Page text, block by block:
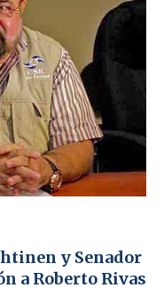
y Senador
a Roberto Rivas